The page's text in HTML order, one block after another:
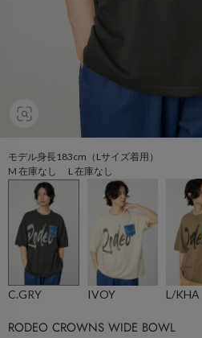
モデル身長183cm（Lサイズ着用）
M 在庫なし L 在庫なし
C.GRY IVOY L/KHA
RODEO CROWNS WIDE BOWL